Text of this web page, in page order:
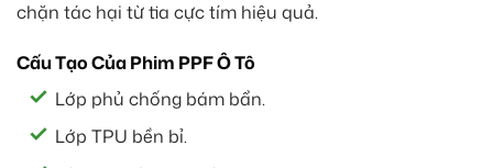
chặn tác hại từ tia cực tím hiệu quả.
Cấu Tạo Của Phim PPF Ô Tô
Lớp phủ chống bám bẩn.
Lớp TPU bền bỉ.